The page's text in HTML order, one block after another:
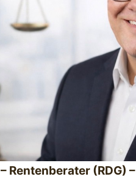
Rentenberater (RDG) –